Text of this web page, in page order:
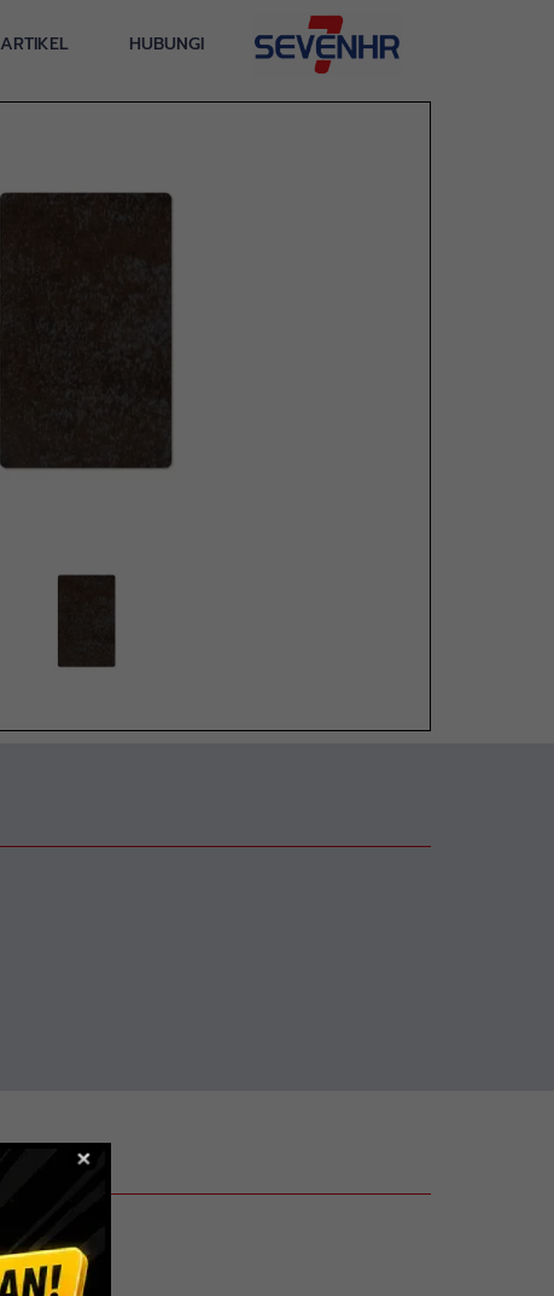
ARTIKEL HUBUNGI